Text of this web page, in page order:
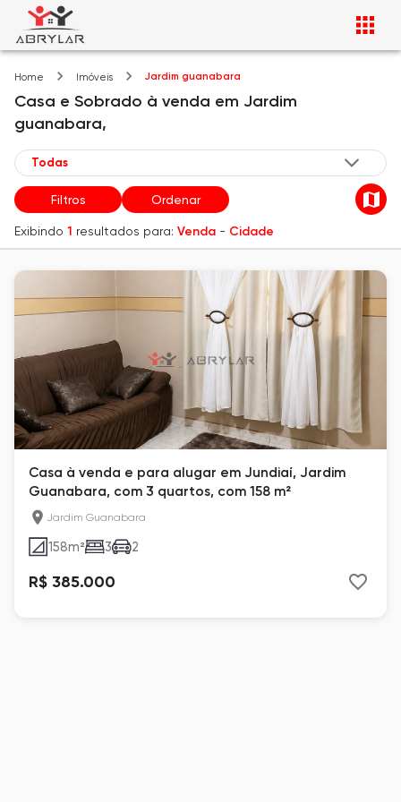
Home Imóveis Jardim guanabara
Casa e Sobrado à venda em Jardim
guanabara,
Filtros Ordenar
Exibindo 1 resultados para: Venda - Cidade
Casa à venda e para alugar em Jundiaí, Jardim
Guanabara, com 3 quartos, com 158 m²
Jardim Guanabara
158m² 3 2
R$ 385.000